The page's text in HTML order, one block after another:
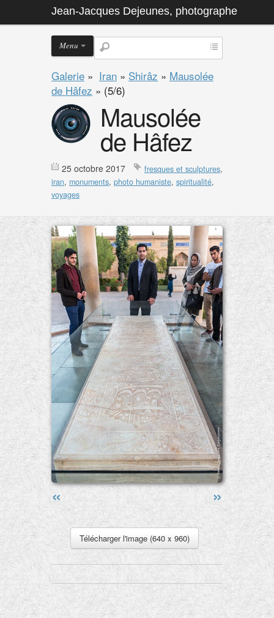
Jean-Jacques Dejeunes, photographe
Menu
Galerie » Iran » Shirâz » Mausolée
de Hâfez » (5/6)
Mausolée
de Hâfez
25 octobre 2017 fresques et sculptures,
iran, monuments, photo humaniste, spiritualité,
voyages
»
«
Télécharger l'image (640 x 960)